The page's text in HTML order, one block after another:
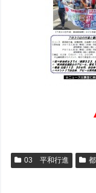
03 平和行進